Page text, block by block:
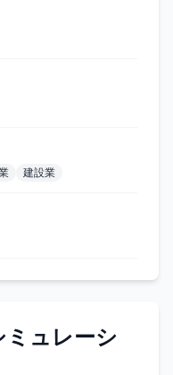
建設業
ミュレーシ